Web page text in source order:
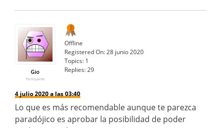
Gio
Participante
Offline
Registered On:28 junio 2020
Topics: 1
Replies:29
4 julio 2020 a las 03:40
Lo que es más recomendable aunque te parezca
paradójico es aprobar la posibilidad de poder